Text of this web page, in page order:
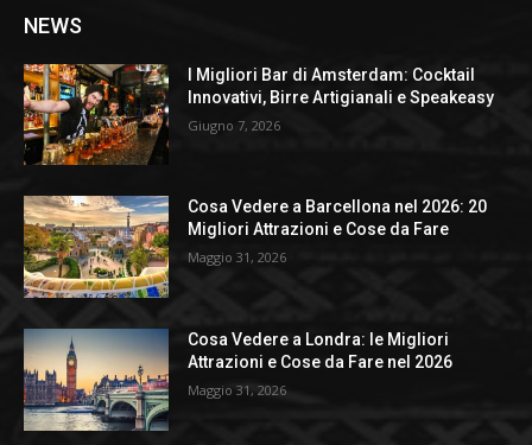
NEWS
I Migliori Bar di Amsterdam: Cocktail
Innovativi, Birre Artigianali e Speakeasy
Giugno 7, 2026
Cosa Vedere a Barcellona nel 2026: 20
Migliori Attrazioni e Cose da Fare
Maggio 31, 2026
Cosa Vedere a Londra: le Migliori
Attrazioni e Cose da Fare nel 2026
Maggio 31, 2026